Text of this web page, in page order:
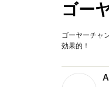
ゴー
ゴーヤーチャ
効果的！